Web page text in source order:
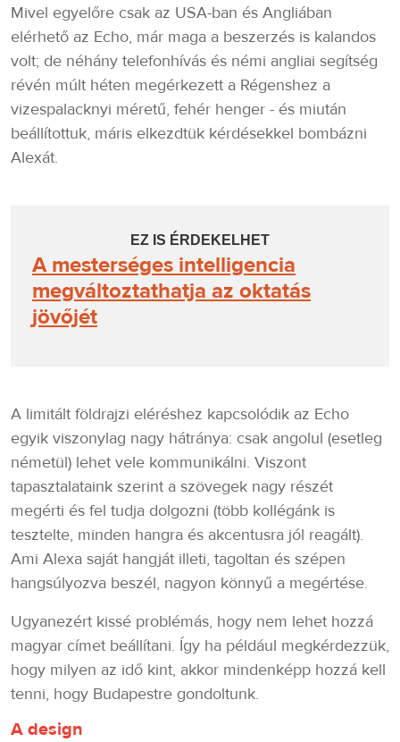
Mivel egyelőre csak az USA-ban és Angliában
elérhető az Echo, már maga a beszerzés is kalandos
volt; de néhány telefonhívás és némi angliai segítség
révén múlt héten megérkezett a Régenshez a
vizespalacknyi méretű, fehér henger - és miután
beállítottuk, máris elkezdtük kérdésekkel bombázni
Alexát.
EZ IS ÉRDEKELHET
A mesterséges intelligencia
megváltoztathatja az oktatás
jövőjét
A limitált földrajzi eléréshez kapcsolódik az Echo
egyik viszonylag nagy hátránya: csak angolul (esetleg
németül) lehet vele kommunikálni. Viszont
tapasztalataink szerint a szövegek nagy részét
megérti és fel tudja dolgozni (több kollégánk is
tesztelte, minden hangra és akcentusra jól reagált).
Ami Alexa saját hangját illeti, tagoltan és szépen
hangsúlyozva beszél, nagyon könnyű a megértése.
Ugyanezért kissé problémás, hogy nem lehet hozzá
magyar címet beállítani. Így ha például megkérdezzük,
hogy milyen az idő kint, akkor mindenképp hozzá kell
tenni, hogy Budapestre gondoltunk.
A design